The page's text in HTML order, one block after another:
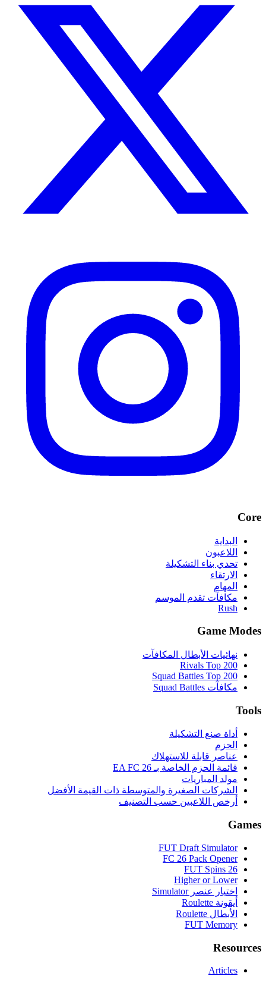
Core
البداية
اللاعبون
تحدي بناء التشكيلة
الارتقاء
المهام
مكافآت تقدم الموسم
Rush
Game Modes
نهائيات الأبطال المكافآت
Rivals Top 200
Squad Battles Top 200
مكافآت Squad Battles
Tools
أداة صنع التشكيلة
الحزم
عناصر قابلة للاستهلاك
قائمة الحزم الخاصة بـ EA FC 26
مولد المباريات
الشركات الصغيرة والمتوسطة ذات القيمة الأفضل
أرخص اللاعبين حسب التصنيف
Games
FUT Draft Simulator
FC 26 Pack Opener
FUT Spins 26
Higher or Lower
اختيار عنصر Simulator
أيقونة Roulette
الأبطال Roulette
FUT Memory
Resources
Articles